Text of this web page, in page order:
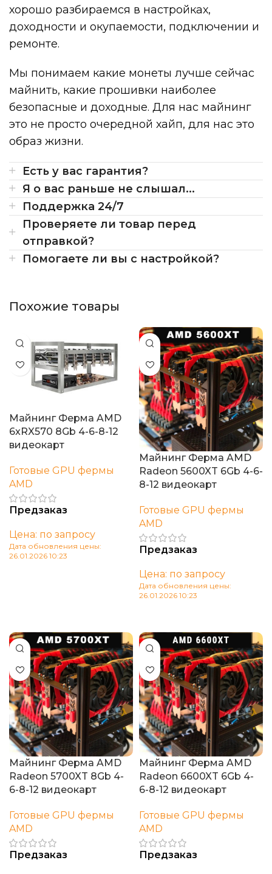
хорошо разбираемся в настройках,
доходности и окупаемости, подключении и
ремонте.
Мы понимаем какие монеты лучше сейчас
майнить, какие прошивки наиболее
безопасные и доходные. Для нас майнинг
это не просто очередной хайп, для нас это
образ жизни.
Есть у вас гарантия?
Я о вас раньше не слышал...
Поддержка 24/7
Проверяете ли товар перед
отправкой?
Помогаете ли вы с настройкой?
Похожие товары
Майнинг Ферма AMD
6xRX570 8Gb 4-6-8-12
видеокарт
Готовые GPU фермы
AMD
Предзаказ
Цена: по запросу
Дата обновления цены:
26.01.2026 10:23
Майнинг Ферма AMD
Radeon 5600XT 6Gb 4-6-
8-12 видеокарт
Готовые GPU фермы
AMD
Предзаказ
Цена: по запросу
Дата обновления цены:
26.01.2026 10:23
Майнинг Ферма AMD
Radeon 5700XT 8Gb 4-
6-8-12 видеокарт
Готовые GPU фермы
AMD
Предзаказ
Майнинг Ферма AMD
Radeon 6600XT 6Gb 4-
6-8-12 видеокарт
Готовые GPU фермы
AMD
Предзаказ